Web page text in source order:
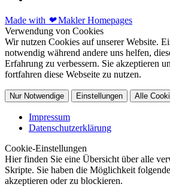
Made with ❤Makler Homepages
Verwendung von Cookies
Wir nutzen Cookies auf unserer Website.
notwendig während andere uns helfen,
Erfahrung zu verbessern. Sie akzeptieren
fortfahren diese Webseite zu nutzen.
Nur Notwendige Einstellungen Alle
Impressum
Datenschutzerklärung
Cookie-Einstellungen
Hier finden Sie eine Übersicht über alle
Skripte. Sie haben die Möglichkeit
akzeptieren oder zu blockieren.